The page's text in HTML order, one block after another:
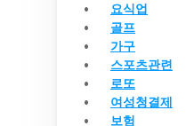
요식업
골프
가구
스포츠관련
로또
여성청결제
보험